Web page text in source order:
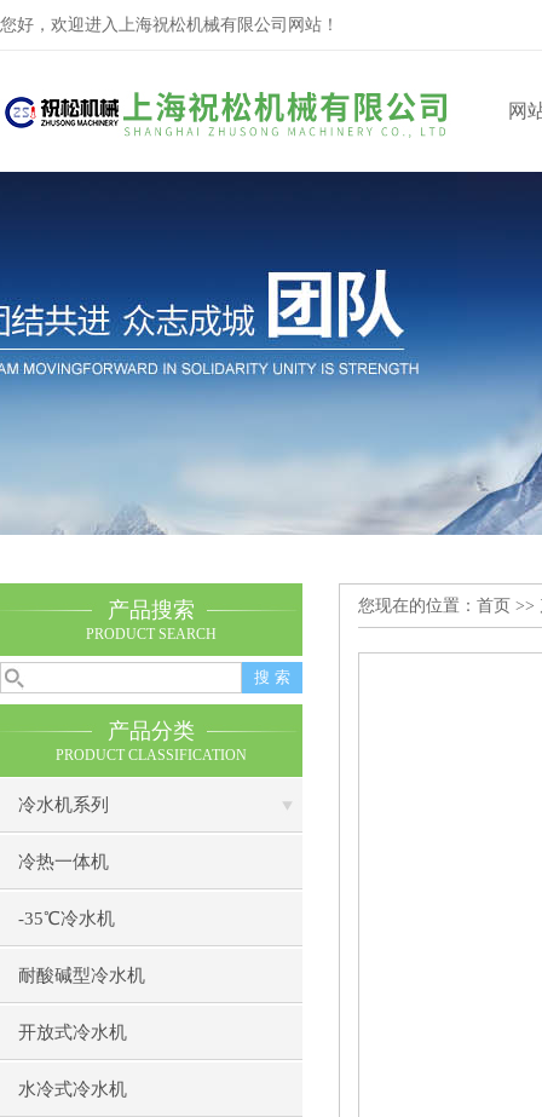
您好，欢迎进入上海祝松机械有限公司网站！
网
产品搜索
PRODUCT SEARCH
产品分类
PRODUCT CLASSIFICATION
冷水机系列
冷热一体机
-35℃冷水机
耐酸碱型冷水机
开放式冷水机
水冷式冷水机
您现在的位置： 首页 >>